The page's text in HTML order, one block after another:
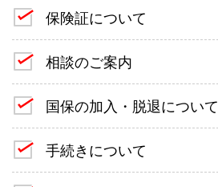
保険証について
相談のご案内
国保の加入・脱退について
手続きについて